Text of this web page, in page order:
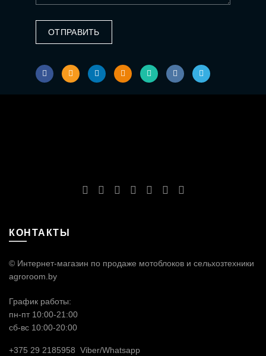
КОНТАКТЫ
© Интернет-магазин по продаже мотоблоков и сельхозтехники
agroroom.by
График работы:
пн-пт 10:00-21:00
сб-вс 10:00-20:00
+375 29 2185958 Viber/Whatsapp